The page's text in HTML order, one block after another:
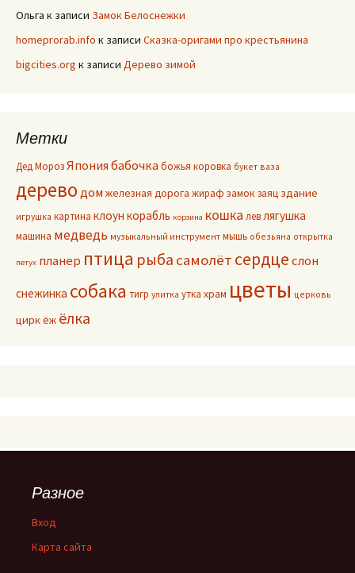
Ольга к записи Замок Белоснежки
homeprorab.info к записи Сказка-оригами про крестьянина
bigcities.org к записи Дерево зимой
Метки
Дед МорозЯпония бабочкабожья коровка букет ваза
дереводомжелезная дорога жираф замокзаяц здание
игрушка картина клоун корабль корзина кошка левлягушка
машина медведь музыкальный инструмент мышь обезьяна открытка
петух планер птица рыба самолёт сердцеслон
снежинка собака тигр улитка утка храм цветы церковь
циркёж ёлка
Разное
Вход
Карта сайта